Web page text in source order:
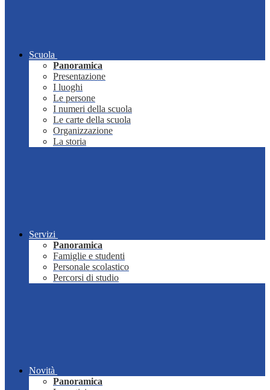
Scuola
Panoramica
Presentazione
I luoghi
Le persone
I numeri della scuola
Le carte della scuola
Organizzazione
La storia
Servizi
Panoramica
Famiglie e studenti
Personale scolastico
Percorsi di studio
Novità
Panoramica